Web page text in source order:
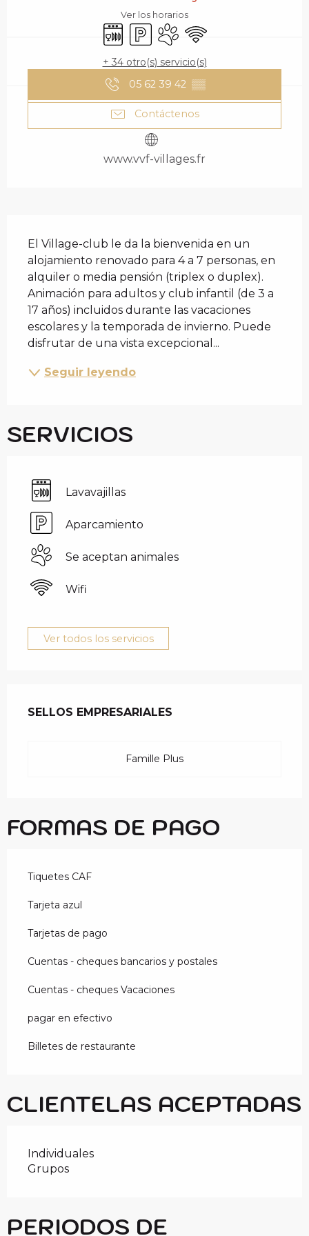
Ver los horarios
Lavavajillas
Aparcamiento
Se aceptan animales
Wifi
+ 34 otro(s) servicio(s)
05 62 39 42 ▒▒
Contáctenos
www.vvf-villages.fr
El Village-club le da la bienvenida en un
alojamiento renovado para 4 a 7 personas, en
alquiler o media pensión (triplex o duplex).
Animación para adultos y club infantil (de 3 a
17 años) incluidos durante las vacaciones
escolares y la temporada de invierno. Puede
disfrutar de una vista excepcional...
Seguir leyendo
SERVICIOS
Lavavajillas
Aparcamiento
Se aceptan animales
Wifi
Ver todos los servicios
SELLOS EMPRESARIALES
SELLOS EMPRESARIALES
Famille Plus
FORMAS DE PAGO
Tiquetes CAF
Tarjeta azul
Tarjetas de pago
Cuentas - cheques bancarios y postales
Cuentas - cheques Vacaciones
pagar en efectivo
Billetes de restaurante
CLIENTELAS ACEPTADAS
Individuales
Grupos
PERIODOS DE